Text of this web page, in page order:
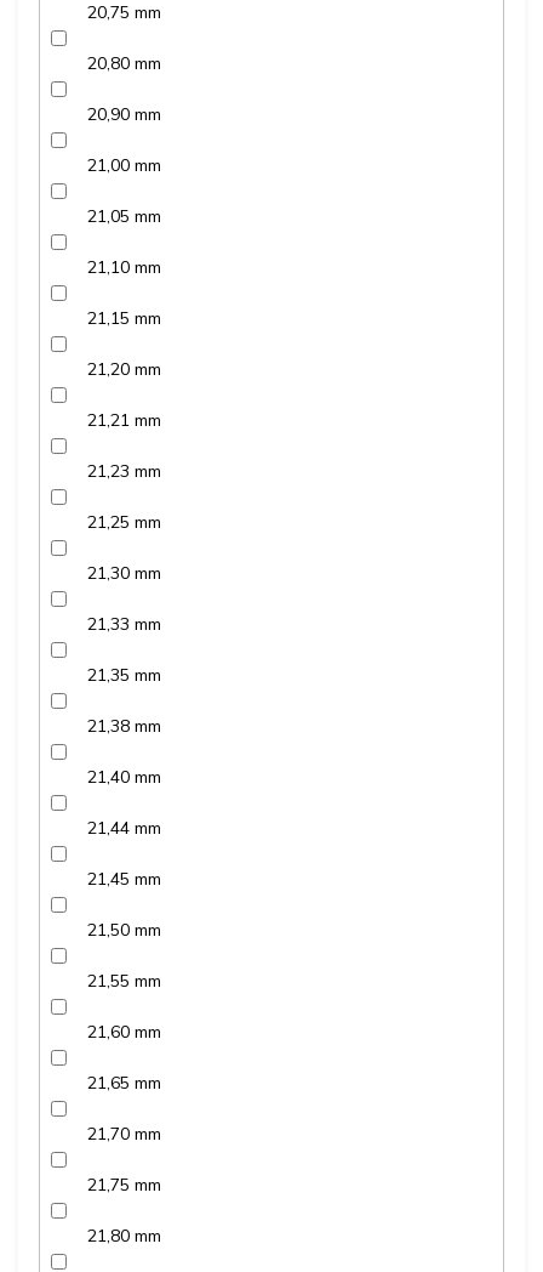
20,75 mm
20,80 mm
20,90 mm
21,00 mm
21,05 mm
21,10 mm
21,15 mm
21,20 mm
21,21 mm
21,23 mm
21,25 mm
21,30 mm
21,33 mm
21,35 mm
21,38 mm
21,40 mm
21,44 mm
21,45 mm
21,50 mm
21,55 mm
21,60 mm
21,65 mm
21,70 mm
21,75 mm
21,80 mm